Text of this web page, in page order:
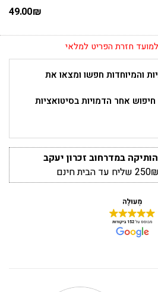
49.00₪
חזרת הפריט למלאי
והמיוחדות חפשו ומצאו את
אחר הדמויות בסיטואציות
במדרחוב זכרון יעקב